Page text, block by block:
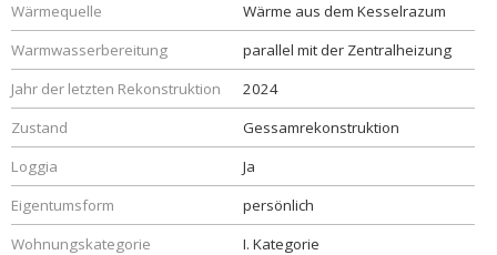
Wärmequelle
Wärme aus dem Kesselrazum
Warmwasserbereitung
parallel mit der Zentralheizung
Jahr der letzten Rekonstruktion
2024
Zustand
Gessamrekonstruktion
Loggia
Ja
Eigentumsform
persönlich
Wohnungskategorie
I. Kategorie